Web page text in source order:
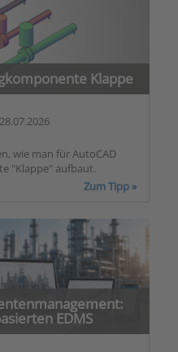
Klappe
wie man für AutoCAD
"Klappe" aufbaut.
Zum Tipp »
EDMS